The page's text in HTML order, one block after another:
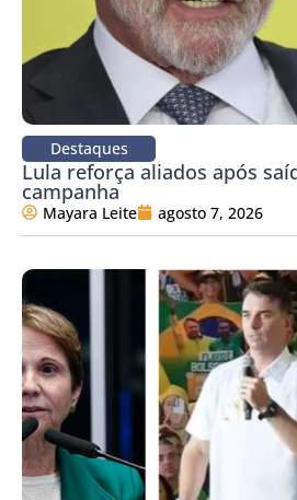
Destaques
Lula reforça aliados após
campanha
Mayara Leite agosto 7, 2026